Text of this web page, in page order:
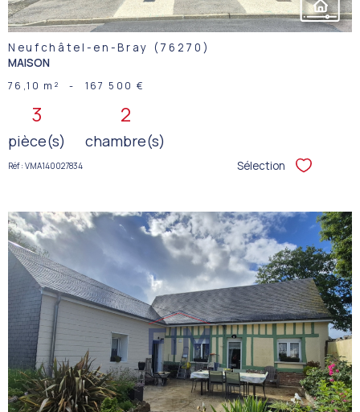
Neufchâtel-en-Bray (76270)
MAISON
76,10 m² - 167 500 €
3
pièce(s)
2
chambre(s)
Réf : VMA140027834 Sélection Sélectionner
VOIR LE
BIEN